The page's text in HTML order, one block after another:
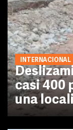
INTERNACIONAL
casi 400
una